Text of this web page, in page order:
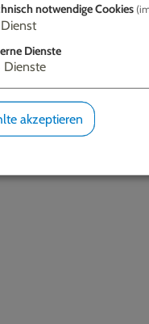
notwendige Cookies
Dienst
Dienste
Dienste
akzeptieren